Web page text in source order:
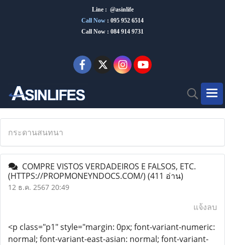
Line : @asinlife
Call Now : 095 952 6514
Call Now : 084 914 9731
กระดานสนทนา
COMPRE VISTOS VERDADEIROS E FALSOS, ETC.
(HTTPS://PROPMONEYNDOCS.COM/) (411 อ่าน)
12 ธ.ค. 2567 20:49
แจ้งลบ
<p class="p1" style="margin: 0px; font-variant-numeric:
normal; font-variant-east-asian: normal; font-variant-